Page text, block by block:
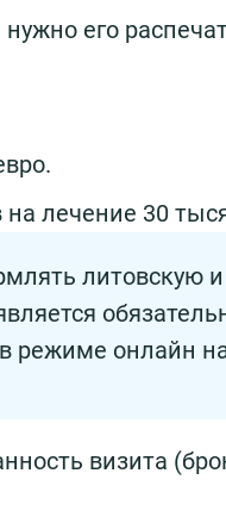
нужно его
лечение 30
литовскую
режиме онлайн
визита